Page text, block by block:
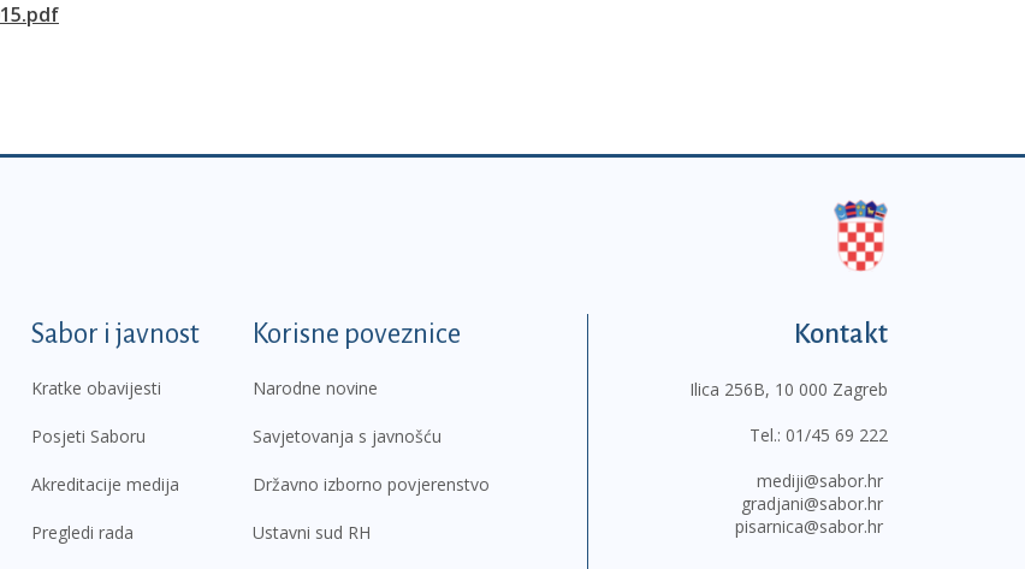
Sabor i javnost
Kratke obavijesti
Posjeti Saboru
Akreditacije medija
Pregledi rada
Korisne poveznice
Narodne novine
Savjetovanja s javnošću
Državno izborno povjerenstvo
Ustavni sud RH
Kontakt
Ilica 256B, 10 000 Zagreb
Tel.: 01/45 69 222
mediji@sabor.hr
gradjani@sabor.hr
pisarnica@sabor.hr